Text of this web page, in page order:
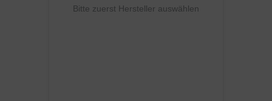
Bitte zuerst Hersteller auswählen